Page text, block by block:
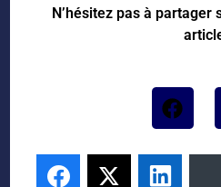
N’hésitez pas à partager
Facebook
Twitter